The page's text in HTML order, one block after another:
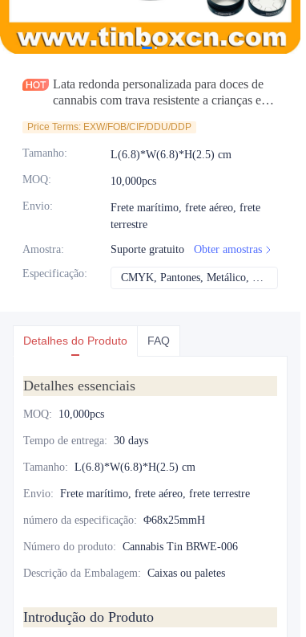
Lata redonda personalizada para doces de
cannabis com trava resistente a crianças e
Price Terms: EXW/FOB/CIF/DDU/DDP
Tamanho: L(6.8)*W(6.8)*H(2.5) cm
MOQ: 10,000pcs
Envio:
Frete marítimo, frete aéreo, frete
terrestre
Amostra: Suporte gratuito
Obter amostras
Especificação: CMYK, Pantones, Metálico, Cor direta etc
Detalhes do Produto FAQ
Detalhes essenciais
MOQ: 10,000pcs
Tempo de entrega: 30 days
Tamanho: L(6.8)*W(6.8)*H(2.5) cm
Envio: Frete marítimo, frete aéreo, frete terrestre
número da especificação: Φ68x25mmH
Número do produto: Cannabis Tin BRWE-006
Descrição da Embalagem: Caixas ou paletes
Introdução do Produto
Notícias